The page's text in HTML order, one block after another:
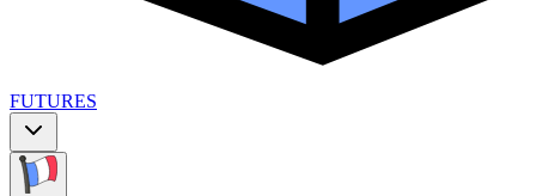
FUTURES